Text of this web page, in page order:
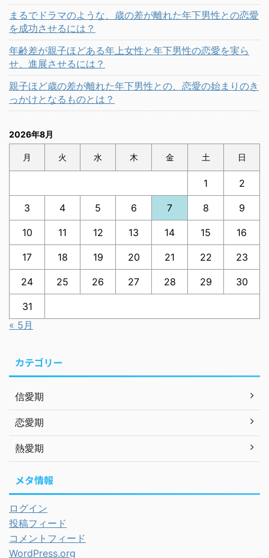
まるでドラマのような、歳の差が離れた年下男性との恋愛
を成功させるには？
年齢差が親子ほどある年上女性と年下男性の恋愛を実ら
せ、進展させるには？
親子ほど歳の差が離れた年下男性との、恋愛の始まりのき
っかけとなるものとは？
2026年8月
月 火 水 木 金 土 日
1 2
3 4 5 6 7 8 9
10 11 12 13 14 15 16
17 18 19 20 21 22 23
24 25 26 27 28 29 30
31
« 5月
カテゴリー
信愛期
恋愛期
熱愛期
メタ情報
ログイン
投稿フィード
コメントフィード
WordPress.org